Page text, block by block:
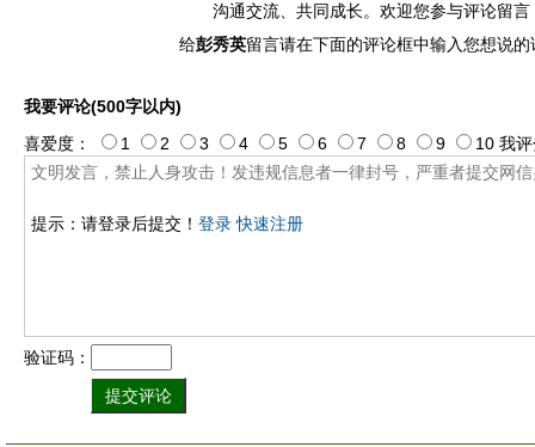
沟通交流、共同成长。欢迎您参与评论留言
给彭秀英留言请在下面的评论框中输入您想说的
我要评论(500字以内)
提示：请登录后提交！ 登录 快速注册
喜爱度： 1 2 3 4 5 6 7 8 9 10 我评
验证码：